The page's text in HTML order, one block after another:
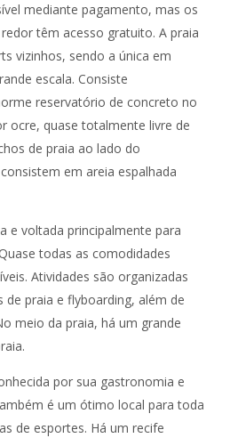
mediante pagamento, mas os
têm acesso gratuito. A praia
vizinhos, sendo a única em
escala. Consiste
reservatório de concreto no
ocre, quase totalmente livre de
de praia ao lado do
em areia espalhada
e voltada principalmente para
todas as comodidades
Atividades são organizadas
praia e flyboarding, além de
meio da praia, há um grande
por sua gastronomia e
é um ótimo local para toda
de esportes. Há um recife